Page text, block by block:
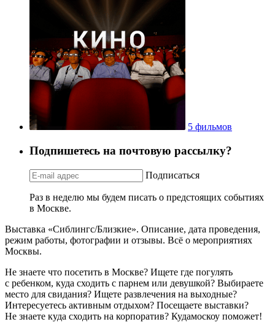
5 фильмов
Подпишетесь на почтовую рассылку?
Подписаться
Раз в неделю мы будем писать о предстоящих событиях
в Москве.
Выставка «Сиблингс/Близкие». Описание, дата проведения,
режим работы, фотографии и отзывы. Всё о мероприятиях
Москвы.
Не знаете что посетить в Москве? Ищете где погулять
с ребенком, куда сходить с парнем или девушкой? Выбираете
место для свидания? Ищете развлечения на выходные?
Интересуетесь активным отдыхом? Посещаете выставки?
Не знаете куда сходить на корпоратив? Кудамоскоу поможет!